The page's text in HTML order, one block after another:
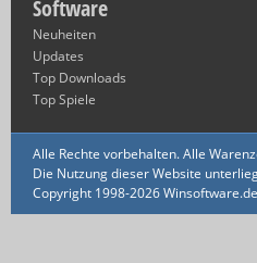
Software
Neuheiten
Updates
Top Downloads
Top Spiele
Alle Rechte vorbehalten. Alle
Die Nutzung dieser Website
Copyright 1998-2026